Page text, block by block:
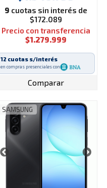
9 cuotas sin interés de
$172.089
Precio con transferencia
$1.279.999
12 cuotas s/interés
en compras presenciales con
Comparar
SAMSUNG